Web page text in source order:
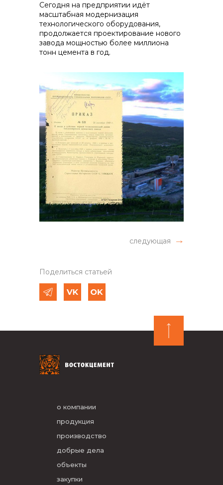
Сегодня на предприятии идёт
масштабная модернизация
технологического оборудования,
продолжается проектирование нового
завода мощностью более миллиона
тонн цемента в год.
следующая
Поделиться статьей
о компании
продукция
производство
добрые дела
объекты
закупки